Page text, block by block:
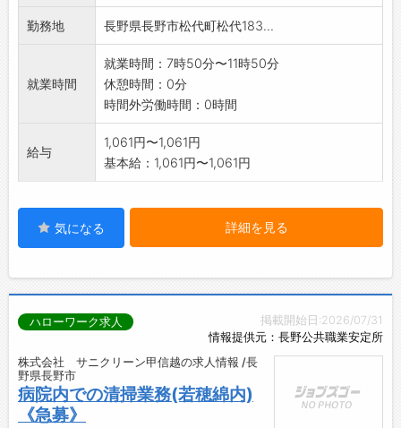
★入社後は弊社社員が研修を行いますので、
未経験者であっても安心してご応募下さい。
【変更範囲:変更なし】
勤務地 長野県長野市松代町松代183...
就業時間
就業時間：7時50分〜11時50分
休憩時間：0分
時間外労働時間：0時間
給与
1,061円〜1,061円
基本給：1,061円〜1,061円
気になる 詳細を見る
掲載開始日:2026/07/31
情報提供元：長野公共職業安定所
ハローワーク求人
株式会社 サニクリーン甲信越の求人情報 /長
野県長野市
病院内での清掃業務(若穂綿内)
《急募》